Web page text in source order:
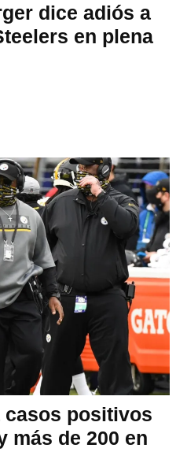
dice adiós a
en plena
casos positivos
más de 200 en